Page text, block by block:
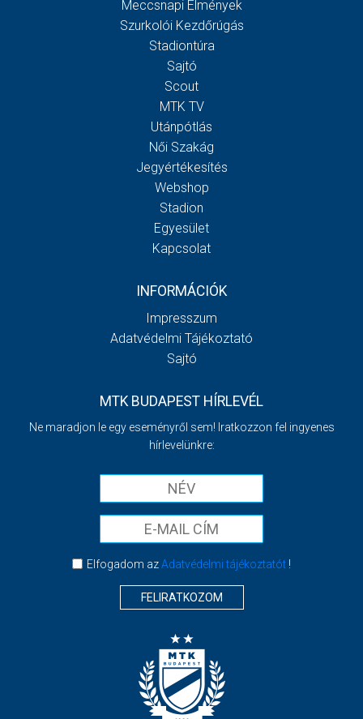
Meccsnapi Élmények
Szurkolói Kezdőrúgás
Stadiontúra
Sajtó
Scout
MTK TV
Utánpótlás
Női Szakág
Jegyértékesítés
Webshop
Stadion
Egyesület
Kapcsolat
INFORMÁCIÓK
Impresszum
Adatvédelmi Tájékoztató
Sajtó
MTK BUDAPEST HÍRLEVÉL
Ne maradjon le egy eseményről sem! Iratkozzon fel ingyenes
hírlevelünkre:
Elfogadom azAdatvédelmi tájékoztatót!
FELIRATKOZOM